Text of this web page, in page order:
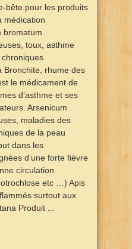
bête pour les produits
médication
toux, asthme
Bronchite, rhume des
le médicament de
d’asthme et ses
Arsenicum
maladies des
de la peau
dans les
d’une forte fièvre
circulation
etc …) Apis
surtout aux
Produit ...